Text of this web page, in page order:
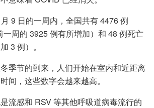
9 日的一周内，全国共有 4476 例
一周的 3925 例有所增加）和 48 例死亡
3 例）。
季节的到来，人们开始在室内和近距离
间，这些数字会越来越高。
流感和 RSV 等其他呼吸道病毒流行的